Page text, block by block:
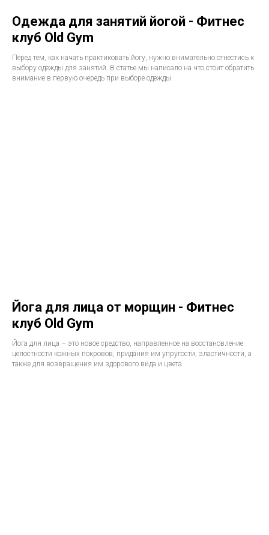
Одежда для занятий йогой - Фитнес
клуб Old Gym
Перед тем, как начать практиковать йогу, нужно внимательно отнестись к
выбору одежды для занятий. В статье мы написало на что стоит обратить
внимание в первую очередь при выборе одежды.
Йога для лица от морщин - Фитнес
клуб Old Gym
Йога для лица – это новое средство, направленное на восстановление
целостности кожных покровов, придания им упругости, эластичности, а
также для возвращения им здорового вида и цвета.